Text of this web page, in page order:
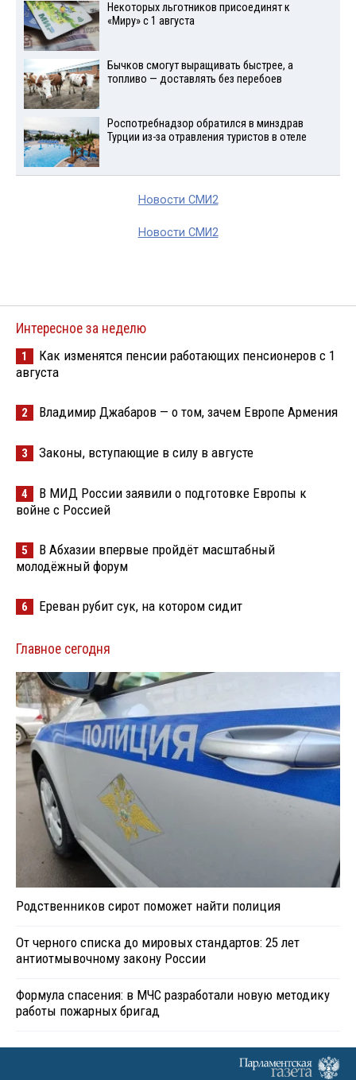
Некоторых льготников присоединят к
«Миру» с 1 августа
Бычков смогут выращивать быстрее, а
топливо — доставлять без перебоев
Роспотребнадзор обратился в минздрав
Турции из-за отравления туристов в отеле
Новости СМИ2
Новости СМИ2
Интересное за неделю
1
Как изменятся пенсии работающих пенсионеров с 1
августа
2 Владимир Джабаров — о том, зачем Европе Армения
3 Законы, вступающие в силу в августе
4
В МИД России заявили о подготовке Европы к
войне с Россией
5
В Абхазии впервые пройдёт масштабный
молодёжный форум
6 Ереван рубит сук, на котором сидит
Главное сегодня
Родственников сирот поможет найти полиция
От черного списка до мировых стандартов: 25 лет
антиотмывочному закону России
Формула спасения: в МЧС разработали новую методику
работы пожарных бригад